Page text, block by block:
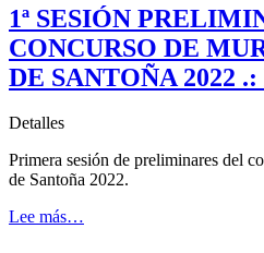
1ª SESIÓN
CONCURSO DE
DE SANTOÑA 2022
Detalles
Primera sesión de preliminares del
de Santoña 2022.
Lee más…